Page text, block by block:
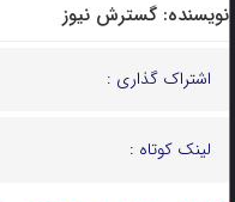
نویسنده: گسترش نیوز
اشتراک گذاری :
لینک کوتاه :